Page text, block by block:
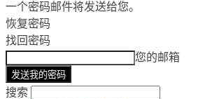
一个密码邮件将发送给您。
恢复密码
找回密码
您的邮箱
搜索